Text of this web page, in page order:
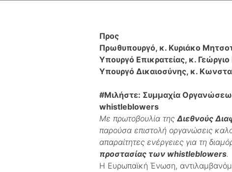
Πρoς
Πρωθυπουργό, κ. Κυριάκο
Υπουργό Επικρατείας, κ. Γεώργιο
Υπουργό Δικαιοσύνης, κ.
#Μιλήστε: Συμμαχία
whistleblowers
Με πρωτοβουλία τηςΔιεθνούς
παρούσα επιστολή οργανώσεις
απαραίτητες ενέργειες για τη
προστασίας των whistleblowers.
Η Ευρωπαϊκή Ένωση,